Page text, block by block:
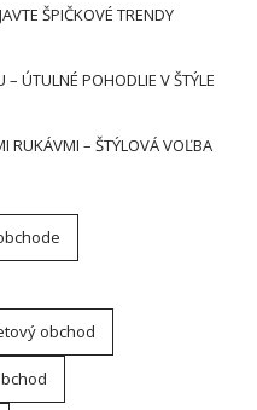
ŠPIČKOVÉ TRENDY
ÚTULNÉ POHODLIE V ŠTÝLE
RUKÁVMI – ŠTÝLOVÁ VOĽBA
obchod